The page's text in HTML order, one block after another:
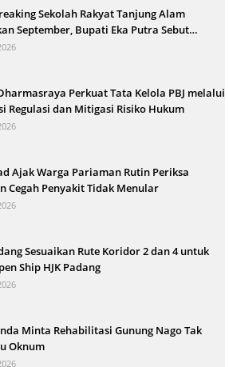
Sekolah Rakyat Tanjung Alam
September, Bupati Eka Putra Sebut
Indonesia
Perkuat Tata Kelola PBJ melalui
Regulasi dan Mitigasi Risiko Hukum
Ajak Warga Pariaman Rutin Periksa
Cegah Penyakit Tidak Menular
Sesuaikan Rute Koridor 2 dan 4 untuk
Ship HJK Padang
Minta Rehabilitasi Gunung Nago Tak
Oknum